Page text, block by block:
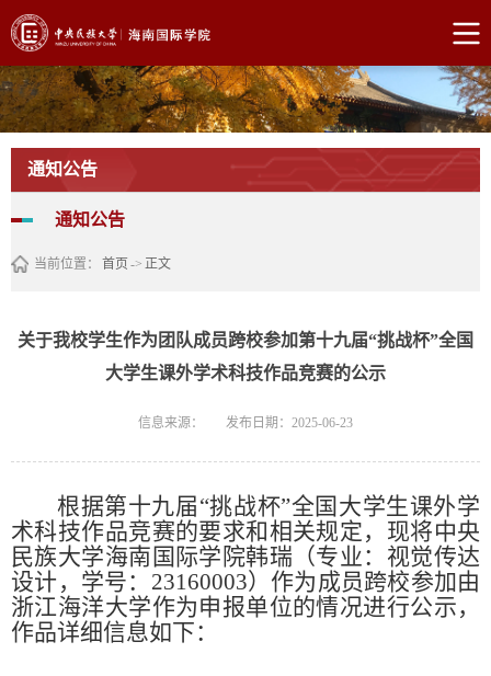
通知公告
通知公告
当前位置： 首页-> 正文
关于我校学生作为团队成员跨校参加第十九届“挑战杯”全国
大学生课外学术科技作品竞赛的公示
信息来源： 发布日期：2025-06-23
根据第十九届“挑战杯”全国大学生课外学
术科技作品竞赛的要求和相关规定，现将中央
民族大学海南国际学院韩瑞（专业：视觉传达
设计， 学号：23160003）作为成员跨校参加由
浙江海洋大学作为申报单位的情况进行公示，
作品详细信息如下：